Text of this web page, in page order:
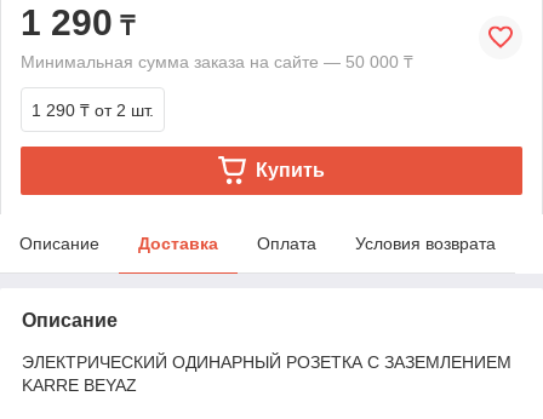
1 290 ₸
Минимальная сумма заказа на сайте — 50 000 ₸
1 290 ₸ от 2 шт.
Купить
Описание Доставка Оплата Условия возврата
Описание
ЭЛЕКТРИЧЕСКИЙ ОДИНАРНЫЙ РОЗЕТКА С ЗАЗЕМЛЕНИЕМ
KARRE BEYAZ